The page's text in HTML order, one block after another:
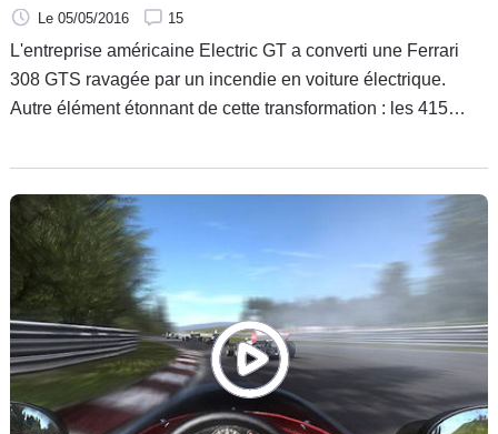
Marques
Le 05/05/2016 15
L'entreprise américaine Electric GT a converti une Ferrari
308 GTS ravagée par un incendie en voiture électrique.
Autre élément étonnant de cette transformation : les 415
une transmission d'origine Porsche. Le package hérissera le
poil des puristes de la marque italienne.